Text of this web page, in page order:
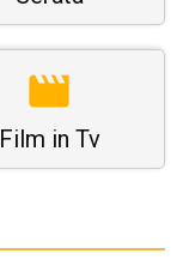
Film in Tv